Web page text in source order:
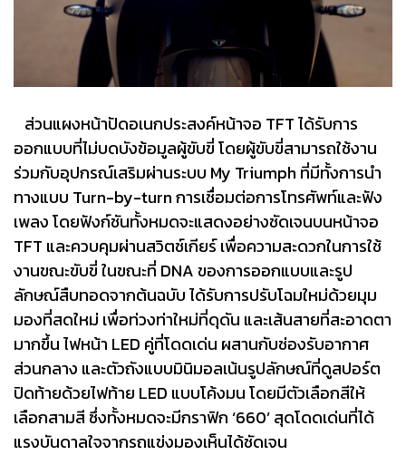
ส่วนแผงหน้าปัดอเนกประสงค์หน้าจอ TFT ได้รับการ
ออกแบบที่ไม่บดบังข้อมูลผู้ขับขี่ โดยผู้ขับขี่สามารถใช้งาน
ร่วมกับอุปกรณ์เสริมผ่านระบบ My Triumph ที่มีทั้งการนำ
ทางแบบ Turn-by-turn การเชื่อมต่อการโทรศัพท์และฟัง
เพลง โดยฟังก์ชันทั้งหมดจะแสดงอย่างชัดเจนบนหน้าจอ
TFT และควบคุมผ่านสวิตช์เกียร์ เพื่อความสะดวกในการใช้
งานขณะขับขี่ ในขณะที่ DNA ของการออกแบบและรูป
ลักษณ์สืบทอดจากต้นฉบับ ได้รับการปรับโฉมใหม่ด้วยมุม
มองที่สดใหม่ เพื่อท่วงท่าใหม่ที่ดุดัน และเส้นสายที่สะอาดตา
มากขึ้น ไฟหน้า LED คู่ที่โดดเด่น ผสานกับช่องรับอากาศ
ส่วนกลาง และตัวถังแบบมินิมอลเน้นรูปลักษณ์ที่ดูสปอร์ต
ปิดท้ายด้วยไฟท้าย LED แบบโค้งมน โดยมีตัวเลือกสีให้
เลือกสามสี ซึ่งทั้งหมดจะมีกราฟิก ‘660’ สุดโดดเด่นที่ได้
แรงบันดาลใจจากรถแข่งมองเห็นได้ชัดเจน